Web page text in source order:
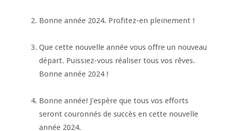
Bonne année 2024. Profitez-en pleinement !
Que cette nouvelle année vous offre un nouveau
départ. Puissiez-vous réaliser tous vos rêves.
Bonne année 2024 !
Bonne année! J'espère que tous vos efforts
seront couronnés de succès en cette nouvelle
année 2024.